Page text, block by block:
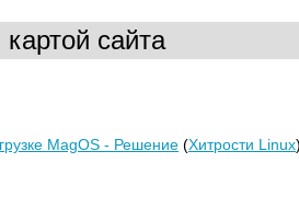
сайта
MagOS - Решение (Хитрости Linux)